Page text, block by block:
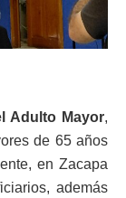
Adulto Mayor,
de 65 años
en Zacapa
además